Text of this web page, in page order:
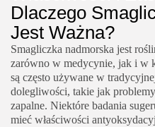
Dlaczego
Jest Ważna?
Smagliczka nadmorska jest
zarówno w medycynie, jak i w
są często używane w
dolegliwości, takie jak
zapalne. Niektóre badania
mieć właściwości